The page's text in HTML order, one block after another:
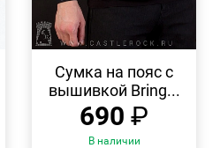
ПРОСМОТР
Сумка на пояс с
вышивкой Bring...
690 ₽
В наличии